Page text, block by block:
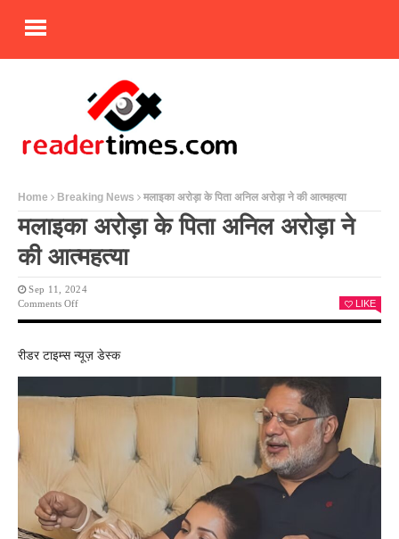
Home Breaking News मलाइका अरोड़ा के पिता अनिल अरोड़ा ने की आत्महत्या
मलाइका अरोड़ा के पिता अनिल अरोड़ा ने
की आत्महत्या
Sep 11, 2024
Comments OffOn
पिता
LIKE
रीडर टाइम्स न्यूज़ डेस्क